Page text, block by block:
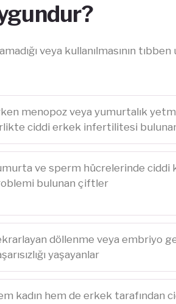
veya kullanılmasının tıbben
menopoz veya yumurtalık
ciddi erkek infertilitesi
ve sperm hücrelerinde ciddi
bulunan çiftler
döllenme veya embriyo
yaşayanlar
kadın hem de erkek tarafından